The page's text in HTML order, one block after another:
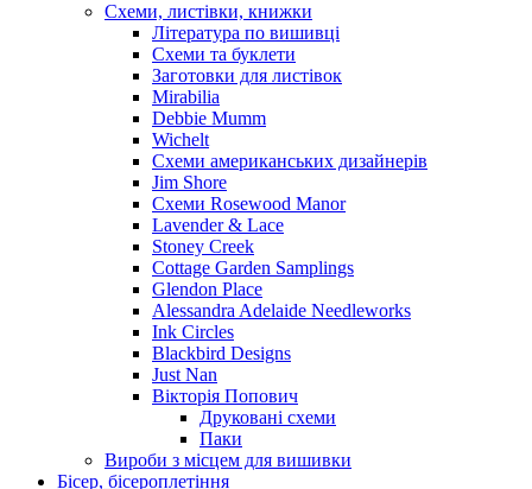
Схеми, листівки, книжки
Література по вишивці
Схеми та буклети
Заготовки для листівок
Mirabilia
Debbie Mumm
Wichelt
Схеми американських дизайнерів
Jim Shore
Cхеми Rosewood Manor
Lavender & Lace
Stoney Creek
Cottage Garden Samplings
Glendon Place
Alessandra Adelaide Needleworks
Ink Circles
Blackbird Designs
Just Nan
Вікторія Попович
Друковані схеми
Паки
Вироби з місцем для вишивки
Бісер, бісероплетіння